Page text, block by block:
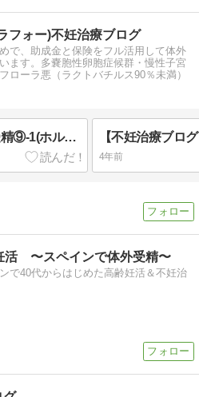
フォー)不妊治療ブログ
で、助成金と保険をフル活用して体外
ます。多嚢胞性卵胞症候群・慢性子宮
ローラ悪（ラクトバチルス90％未満）
【不妊治療ブログ】体外受精⑨‐1(ホルモン補充周期・移植⑧回目) 陽性でした。
4年前
活 〜スペインで体外受精〜
で40代からはじめた高齢妊活＆不妊治